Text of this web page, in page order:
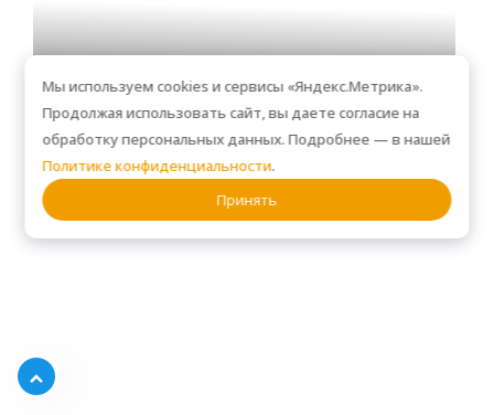
Библиотека с фасадами из МДФ эмали, VR307
Мы используем cookies и сервисы «Яндекс.Метрика».
Продолжая использовать сайт, вы даете согласие на
обработку персональных данных. Подробнее — в нашей
Политике конфиденциальности.
Принять